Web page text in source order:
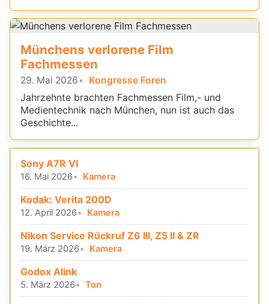
Münchens verlorene Film
Fachmessen
29. Mai 2026 Kongresse Foren
Jahrzehnte brachten Fachmessen Film,- und
Medientechnik nach München, nun ist auch das
Geschichte...
Sony A7R VI
16. Mai 2026 Kamera
Kodak: Verita 200D
12. April 2026 Kamera
Nikon Service Rückruf Z6 III, Z5 II & ZR
19. März 2026 Kamera
Godox Alink
5. März 2026 Ton